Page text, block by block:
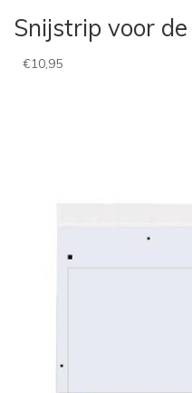
Snijstrip voor
€10,95